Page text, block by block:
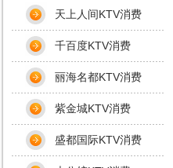
天上人间KTV消费
千百度KTV消费
丽海名都KTV消费
紫金城KTV消费
盛都国际KTV消费